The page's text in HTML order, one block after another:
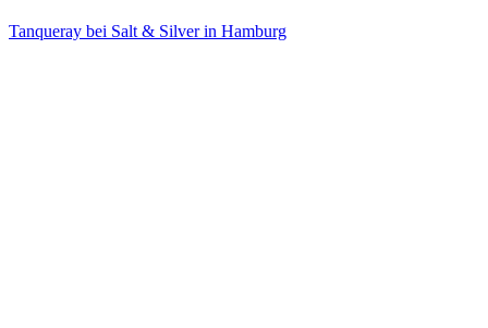
Tanqueray bei Salt & Silver in Hamburg